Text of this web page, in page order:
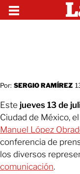
Por: SERGIO RAMÍREZ
Este jueves 13 de
Ciudad de México,
Manuel López
conferencia de
los diversos
comunicación.